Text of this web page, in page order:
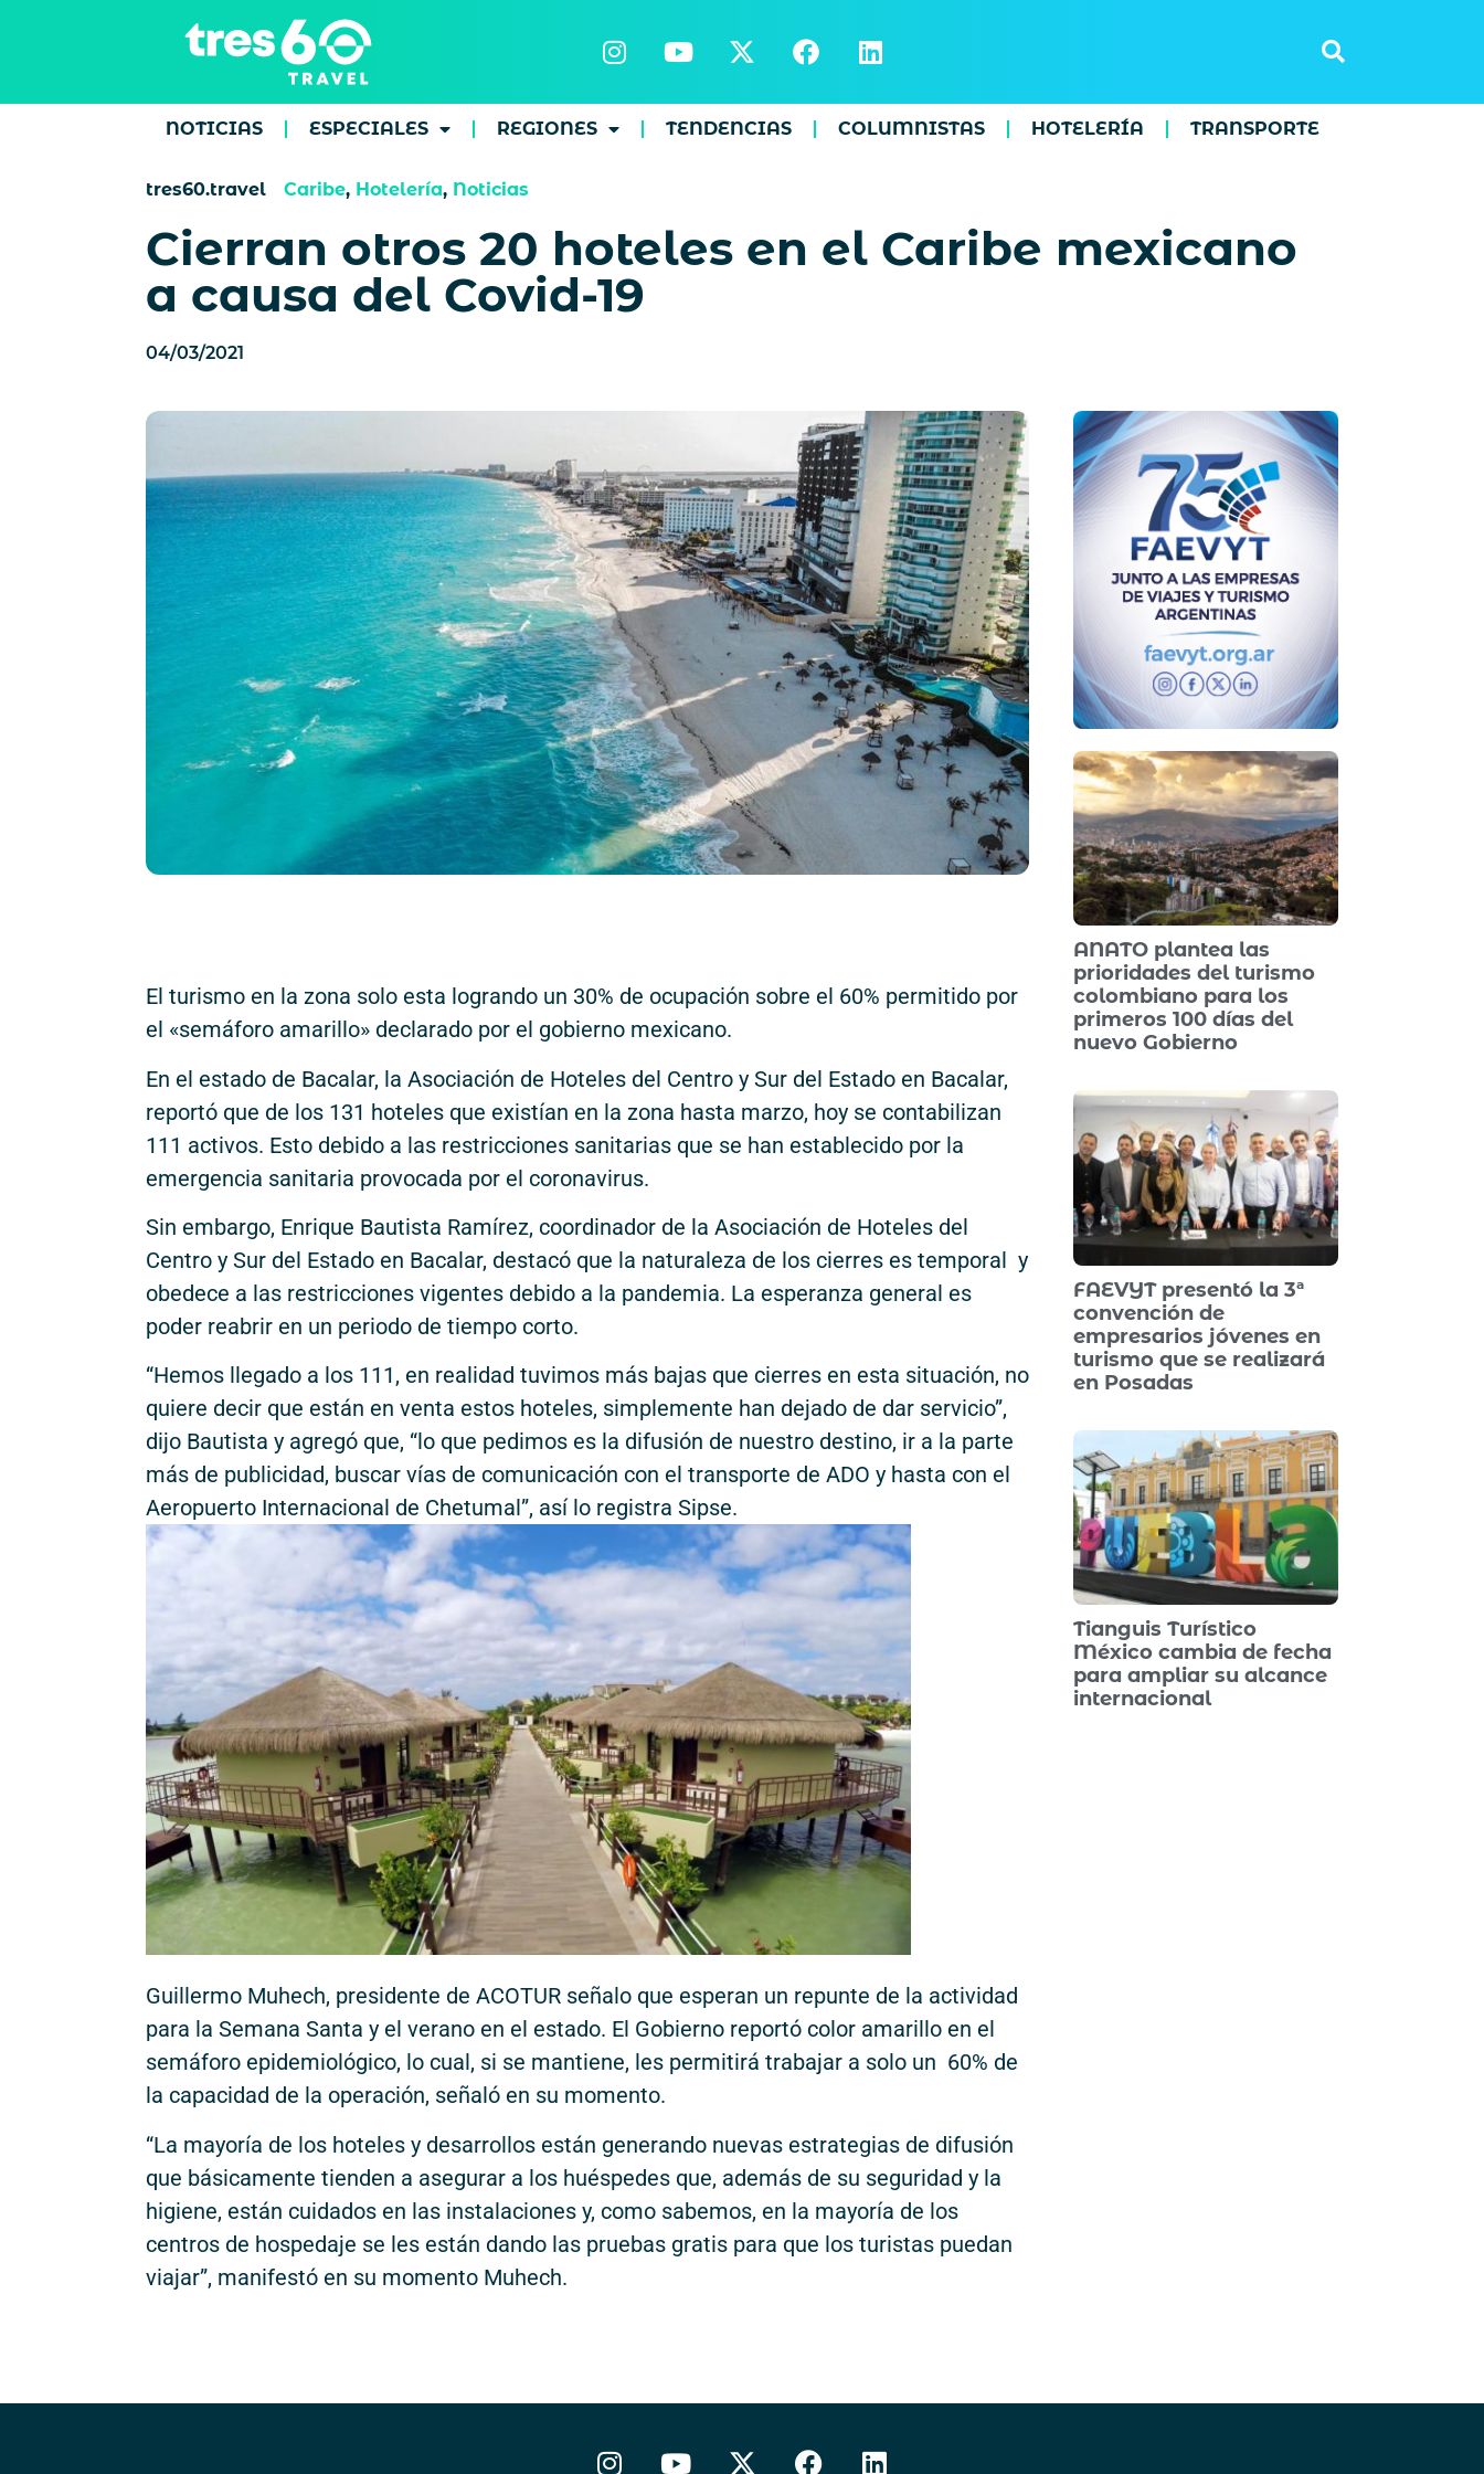
NOTICIAS ESPECIALES REGIONES TENDENCIAS COLUMNISTAS HOTELERÍA TRANSPORTE
tres60.travel Caribe, Hotelería, Noticias
Cierran otros 20 hoteles en el Caribe mexicano
a causa del Covid-19
04/03/2021
El turismo en la zona solo esta logrando un 30% de ocupación sobre el 60% permitido por
el «semáforo amarillo» declarado por el gobierno mexicano.
En el estado de Bacalar, la Asociación de Hoteles del Centro y Sur del Estado en Bacalar,
reportó que de los 131 hoteles que existían en la zona hasta marzo, hoy se contabilizan
111 activos. Esto debido a las restricciones sanitarias que se han establecido por la
emergencia sanitaria provocada por el coronavirus.
Sin embargo, Enrique Bautista Ramírez, coordinador de la Asociación de Hoteles del
Centro y Sur del Estado en Bacalar, destacó que la naturaleza de los cierres es temporal y
obedece a las restricciones vigentes debido a la pandemia. La esperanza general es
poder reabrir en un periodo de tiempo corto.
“Hemos llegado a los 111, en realidad tuvimos más bajas que cierres en esta situación, no
quiere decir que están en venta estos hoteles, simplemente han dejado de dar servicio”,
dijo Bautista y agregó que, “lo que pedimos es la difusión de nuestro destino, ir a la parte
más de publicidad, buscar vías de comunicación con el transporte de ADO y hasta con el
Aeropuerto Internacional de Chetumal”, así lo registra Sipse.
Guillermo Muhech, presidente de ACOTUR señalo que esperan un repunte de la actividad
para la Semana Santa y el verano en el estado. El Gobierno reportó color amarillo en el
semáforo epidemiológico, lo cual, si se mantiene, les permitirá trabajar a solo un 60% de
la capacidad de la operación, señaló en su momento.
“La mayoría de los hoteles y desarrollos están generando nuevas estrategias de difusión
que básicamente tienden a asegurar a los huéspedes que, además de su seguridad y la
higiene, están cuidados en las instalaciones y, como sabemos, en la mayoría de los
centros de hospedaje se les están dando las pruebas gratis para que los turistas puedan
viajar”, manifestó en su momento Muhech.
ANATO plantea las
prioridades del turismo
colombiano para los
primeros 100 días del
nuevo Gobierno
FAEVYT presentó la 3ª
convención de
empresarios jóvenes en
turismo que se realizará
en Posadas
Tianguis Turístico
México cambia de fecha
para ampliar su alcance
internacional